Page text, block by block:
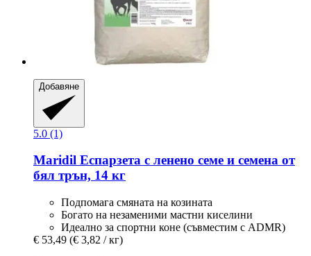
Добавяне
5.0 (1)
Maridil Еспарзета с ленено семе и семена от
бял трън, 14 кг
Подпомага смяната на козината
Богато на незаменими мастни киселини
Идеално за спортни коне (съвместим с ADMR)
€ 53,49 (€ 3,82 / кг)